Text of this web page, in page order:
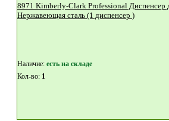
8971 Kimberly-Clark Professional Диспенсер для полотенец для рук -
Нержавеющая сталь (1 диспенсер )
Наличие: eсть на складе
Кол-во: 1